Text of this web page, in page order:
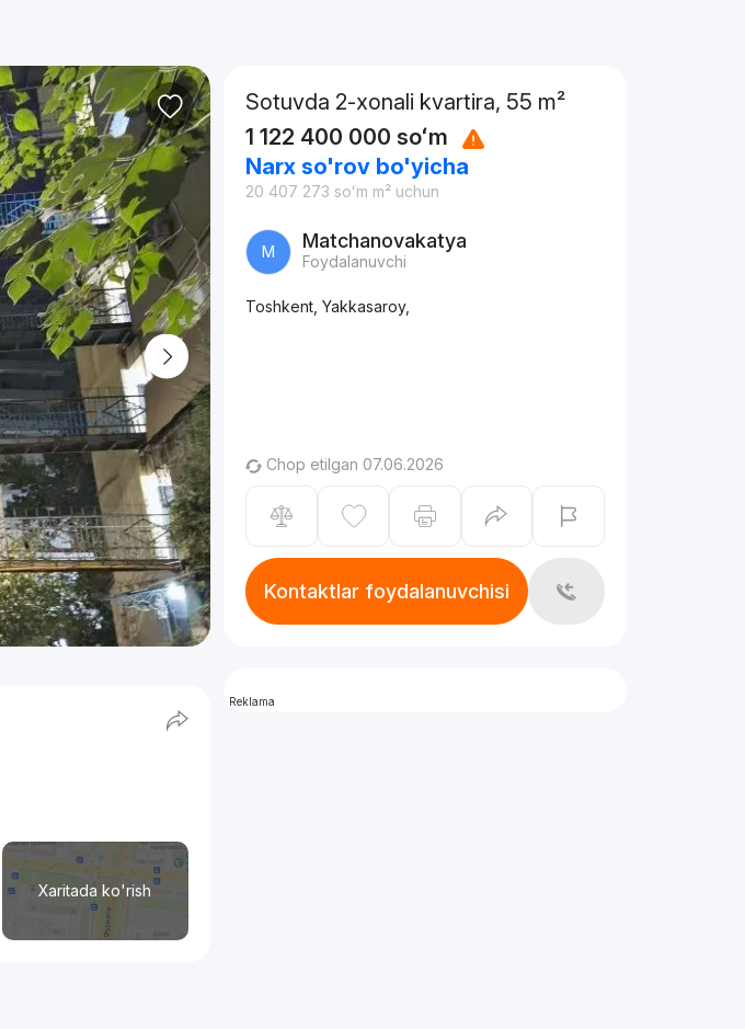
Xaritada ko'rish
Sotuvda 2-xonali kvartira, 55 m²
1 122 400 000 soʻm
Narx so'rov bo'yicha
20 407 273 soʻm m² uchun
M Matchanovakatya
Foydalanuvchi
Toshkent, Yakkasaroy,
Chop etilgan 07.06.2026
Kontaktlar foydalanuvchisi
Reklama